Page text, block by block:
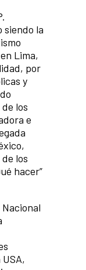
siendo la
Lima,
por
y
los
e
los
hacer”